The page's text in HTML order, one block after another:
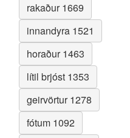
rakaður 1669
innandyra 1521
horaður 1463
lítil brjóst 1353
geirvörtur 1278
fótum 1092